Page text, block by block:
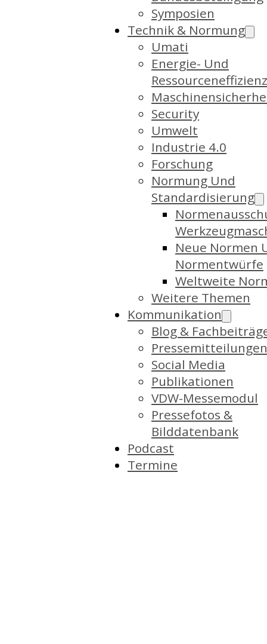
Symposien
Technik & Normung
Umati
Energie- Und
Ressourceneffizienz
Security
Umwelt
Industrie 4.0
Forschung
Normung Und
Standardisierung
Neue Normen
Normentwürfe
Weltweite
Weitere Themen
Kommunikation
Blog &
Pressemitteilungen
Social Media
Publikationen
VDW-Messemodul
Pressefotos &
Bilddatenbank
Podcast
Termine